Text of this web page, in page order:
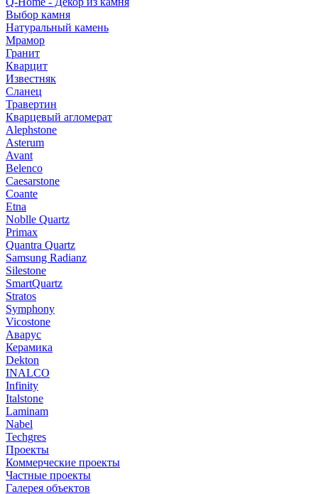
Выбор камня
Натуральный камень
Мрамор
Гранит
Кварцит
Известняк
Сланец
Травертин
Кварцевый агломерат
Alephstone
Asterum
Avant
Belenco
Caesarstone
Coante
Etna
Noblle Quartz
Primax
Quantra Quartz
Samsung Radianz
Silestone
SmartQuartz
Stratos
Symphony
Vicostone
Аварус
Керамика
Dekton
INALCO
Infinity
Italstone
Laminam
Nabel
Techgres
Проекты
Коммерческие проекты
Частные проекты
Галерея объектов